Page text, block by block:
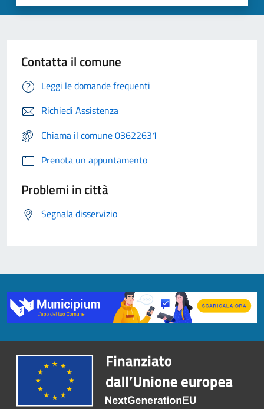
Contatta il comune
Leggi le domande frequenti
Richiedi Assistenza
Chiama il comune 03622631
Prenota un appuntamento
Problemi in città
Segnala disservizio